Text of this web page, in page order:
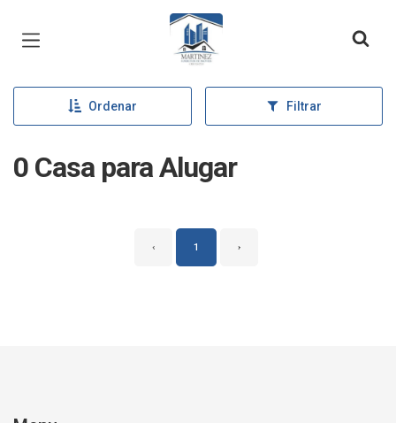
Página inicial
Ordenar Filtrar
0 Casa para Alugar
‹ 1 ›